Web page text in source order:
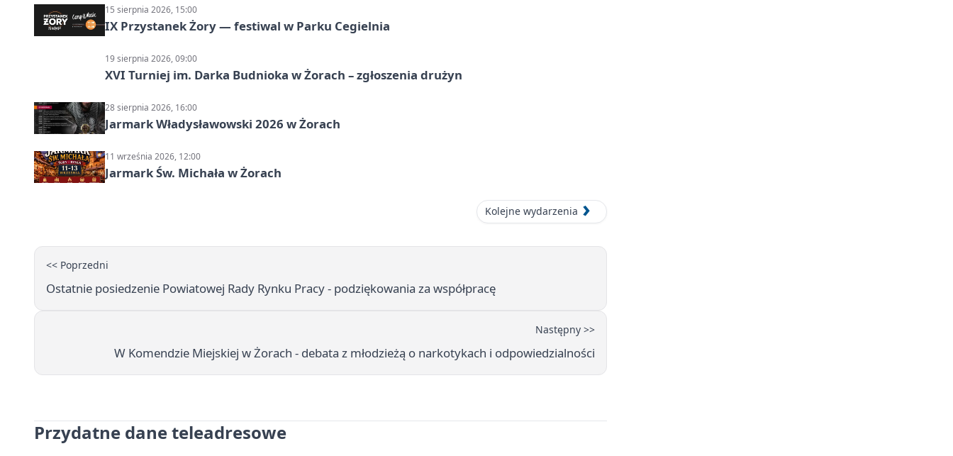
15 sierpnia 2026, 15:00
IX Przystanek Żory — festiwal w Parku Cegielnia
19 sierpnia 2026, 09:00
XVI Turniej im. Darka Budnioka w Żorach – zgłoszenia drużyn
28 sierpnia 2026, 16:00
Jarmark Władysławowski 2026 w Żorach
11 września 2026, 12:00
Jarmark Św. Michała w Żorach
Kolejne wydarzenia
<< Poprzedni
Ostatnie posiedzenie Powiatowej Rady Rynku Pracy - podziękowania za współpracę
Następny >>
W Komendzie Miejskiej w Żorach - debata z młodzieżą o narkotykach i odpowiedzialności
Przydatne dane teleadresowe